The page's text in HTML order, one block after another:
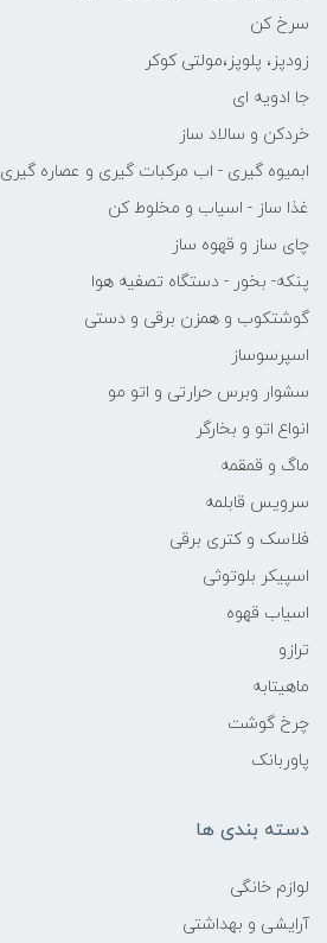
سرخ کن
زودپز، پلوپز،مولتی کوکر
جا ادویه ای
خردکن و سالاد ساز
ابمیوه گیری - اب مرکبات گیری و عصاره گیری
غذا ساز - اسیاب و مخلوط کن
چای ساز و قهوه ساز
پنکه- بخور - دستگاه تصفیه هوا
گوشتکوب و همزن برقی و دستی
اسپرسوساز
سشوار وبرس حرارتی و اتو مو
انواع اتو و بخارگر
ماگ و قمقمه
سرویس قابلمه
فلاسک و کتری برقی
اسپیکر بلوتوثی
اسیاب قهوه
ترازو
ماهیتابه
چرخ گوشت
پاوربانک
دسته بندی ها
لوازم خانگی
آرایشی و بهداشتی